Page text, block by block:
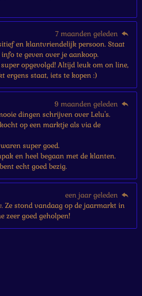
7 maanden geleden
en klantvriendelijk persoon. Staat
te geven over je aankoop.
opgevolgd! Altijd leuk om on line,
ergens staat, iets te kopen :)
9 maanden geleden
dingen schrijven over Lelu's.
op een marktje als via de
super goed.
en heel begaan met de klanten.
echt goed bezig.
een jaar geleden
Ze stond vandaag op de jaarmarkt in
zeer goed geholpen!